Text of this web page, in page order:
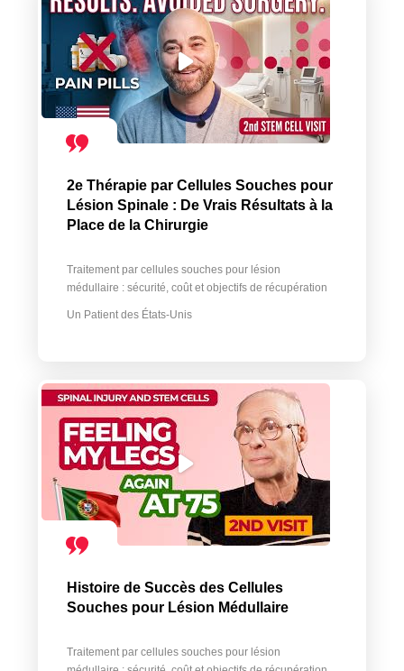
2e Thérapie par Cellules Souches pour
Lésion Spinale : De Vrais Résultats à la
Place de la Chirurgie
Traitement par cellules souches pour lésion
médullaire : sécurité, coût et objectifs de récupération
Un Patient des États-Unis
Histoire de Succès des Cellules
Souches pour Lésion Médullaire
Traitement par cellules souches pour lésion